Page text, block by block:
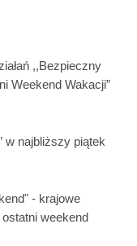
,,Bezpieczny
Weekend Wakacji”
w najbliższy piątek
- krajowe
ostatni weekend